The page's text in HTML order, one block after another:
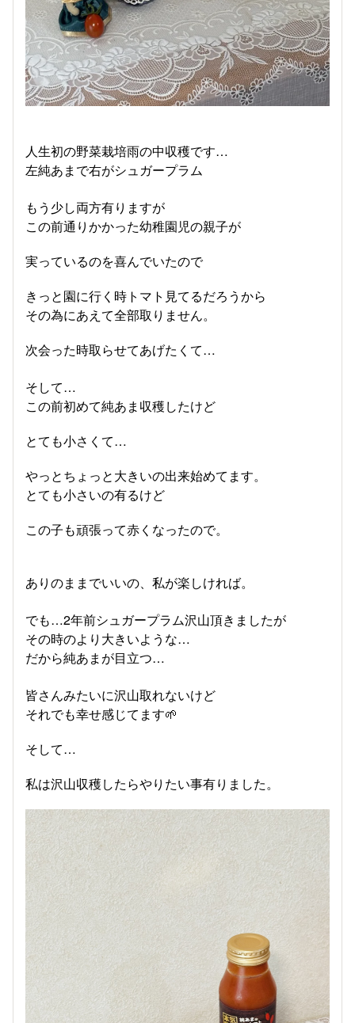
人生初の野菜栽培雨の中収穫です…
左純あまで右がシュガープラム
もう少し両方有りますが
この前通りかかった幼稚園児の親子が
実っているのを喜んでいたので
きっと園に行く時トマト見てるだろうから
その為にあえて全部取りません。
次会った時取らせてあげたくて…
そして…
この前初めて純あま収穫したけど
とても小さくて…
やっとちょっと大きいの出来始めてます。
とても小さいの有るけど
この子も頑張って赤くなったので。
ありのままでいいの、私が楽しければ。
でも…2年前シュガープラム沢山頂きましたが
その時のより大きいような…
だから純あまが目立つ…
皆さんみたいに沢山取れないけど
それでも幸せ感じてます🌱
そして…
私は沢山収穫したらやりたい事有りました。